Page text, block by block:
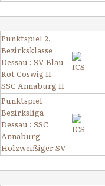
Punktspiel 2.
Bezirksklasse
Dessau : SV Blau-
Rot Coswig II -
SSC Annaburg II
Punktspiel
Bezirksliga
Dessau : SSC
Annaburg -
Holzweißiger SV